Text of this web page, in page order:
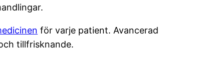
för varje patient. Avancerad
tillfrisknande.